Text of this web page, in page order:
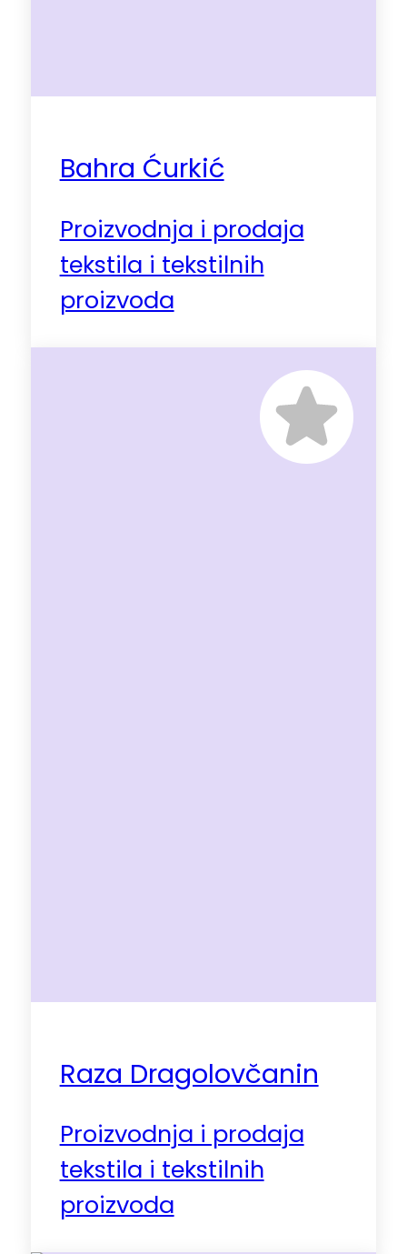
Bahra Ćurkić
Proizvodnja i prodaja
tekstila i tekstilnih
proizvoda
Raza Dragolovčanin
Proizvodnja i prodaja
tekstila i tekstilnih
proizvoda